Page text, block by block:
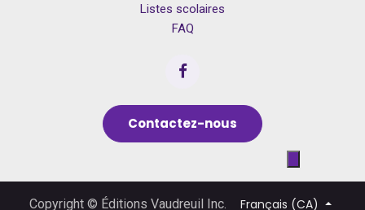
Listes scolaires
FAQ
Contactez-nous
Copyright © Éditions Vaudreuil Inc. Français (CA)